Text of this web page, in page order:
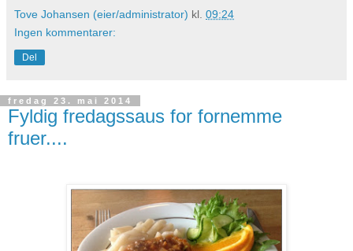
Tove Johansen (eier/administrator) kl. 09:24
Ingen kommentarer:
Del
fredag 23. mai 2014
Fyldig fredagssaus for fornemme
fruer....